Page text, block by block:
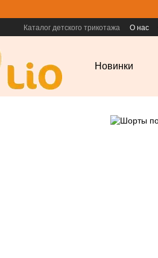
Каталог детского трикотажа О нас
Новинки